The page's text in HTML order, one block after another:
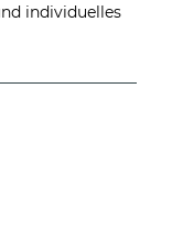
individuelles